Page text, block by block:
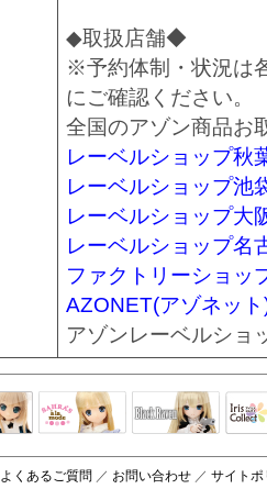
◆取扱店舗◆
※予約体制・状況は
にご確認ください。
全国のアゾン商品お
レーベルショップ秋
レーベルショップ池
レーベルショップ大
レーベルショップ名
ファクトリーショッ
AZONET(アゾネット
アゾンレーベルショ
よくあるご質問 ／ お問い合わせ ／ サイトポ